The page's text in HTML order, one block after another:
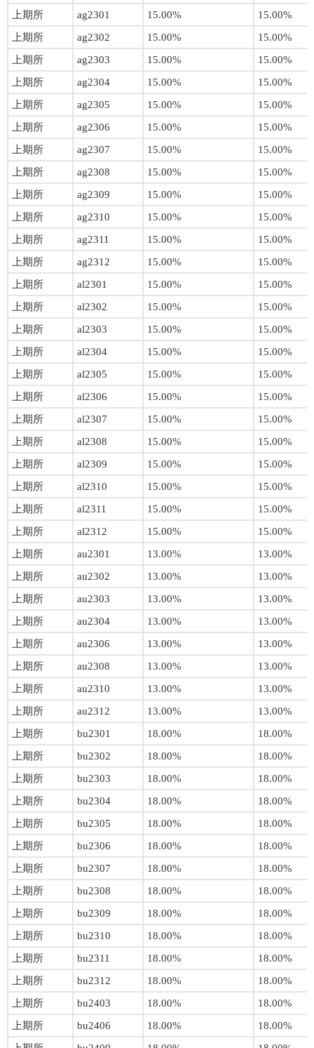
上期所
ag2301 15.00%
15.00%
上期所
ag2302 15.00%
15.00%
上期所
ag2303 15.00%
15.00%
上期所
ag2304 15.00%
15.00%
上期所
ag2305 15.00%
15.00%
上期所
ag2306 15.00%
15.00%
上期所
ag2307 15.00%
15.00%
上期所
ag2308 15.00%
15.00%
上期所
ag2309 15.00%
15.00%
上期所
ag2310 15.00%
15.00%
上期所
ag2311 15.00%
15.00%
上期所
ag2312 15.00%
15.00%
上期所
al2301 15.00%
15.00%
上期所
al2302 15.00%
15.00%
上期所
al2303 15.00%
15.00%
上期所
al2304 15.00%
15.00%
上期所
al2305 15.00%
15.00%
上期所
al2306 15.00%
15.00%
上期所
al2307 15.00%
15.00%
上期所
al2308 15.00%
15.00%
上期所
al2309 15.00%
15.00%
上期所
al2310 15.00%
15.00%
上期所
al2311 15.00%
15.00%
上期所
al2312 15.00%
15.00%
上期所
au2301 13.00%
13.00%
上期所
au2302 13.00%
13.00%
上期所
au2303 13.00%
13.00%
上期所
au2304 13.00%
13.00%
上期所
au2306 13.00%
13.00%
上期所
au2308 13.00%
13.00%
上期所
au2310 13.00%
13.00%
上期所
au2312 13.00%
13.00%
上期所
bu2301 18.00%
18.00%
上期所
bu2302 18.00%
18.00%
上期所
bu2303 18.00%
18.00%
上期所
bu2304 18.00%
18.00%
上期所
bu2305 18.00%
18.00%
上期所
bu2306 18.00%
18.00%
上期所
bu2307 18.00%
18.00%
上期所
bu2308 18.00%
18.00%
上期所
bu2309 18.00%
18.00%
上期所
bu2310 18.00%
18.00%
上期所
bu2311 18.00%
18.00%
上期所
bu2312 18.00%
18.00%
上期所
bu2403 18.00%
18.00%
上期所
bu2406 18.00%
18.00%